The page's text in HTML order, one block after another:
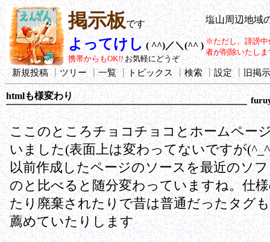
掲示板です
よってけし ( ^^)／＼(^^ )
携帯からもOK!! お気軽にどうぞ
塩山周辺地域
※ただし、誹謗中
者が削除いたしま
新規投稿┃ツリー┃一覧┃トピックス┃検索┃設定┃旧掲
htmlも様変わり
ここのところチョコチョコとホームペー
いました(表面上は変わってないですが
以前作成したページのソースを最近のソ
のと比べると随分変わっていますね。仕
たり廃棄されたりで昔は普通だったタグ
薦めていたりします